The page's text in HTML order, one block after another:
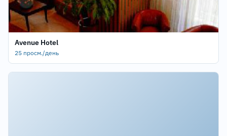
Avenue Hotel
25 просм./день